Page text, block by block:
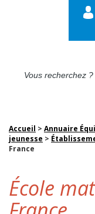
Accueil > Annuaire
jeunesse >
France
École